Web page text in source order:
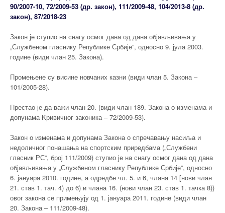
90/2007-10, 72/2009-53 (др. закон), 111/2009-48, 104/2013-8 (др.
закон), 87/2018-23
Закон је ступио на снагу осмог дана од дана објављивања у
„Службеном гласнику Републике Србије”, односно 9. јула 2003.
године (види члан 25. Закона).
Промењене су висине новчаних казни (види члан 5. Закона –
101/2005-28).
Престао је да важи члан 20. (види члан 189. Закона о изменама и
допунама Kривичног законика – 72/2009-53).
Закон о изменама и допунама Закона о спречавању насиља и
недоличног понашања на спортским приредбама („Службени
гласник РС“, број 111/2009) ступио је на снагу осмог дана од дана
објављивања у „Службеном гласнику Републике Србије”, односно
6. јануара 2010. године, а одредбе чл. 5. и 6, члана 14 [нови члан
21. став 1. тач. 4) до 6) и члана 16. (нови члан 23. став 1. тачка 8))
овог закона се примењују од 1. јануара 2011. године (види члан
20. Закона – 111/2009-48).